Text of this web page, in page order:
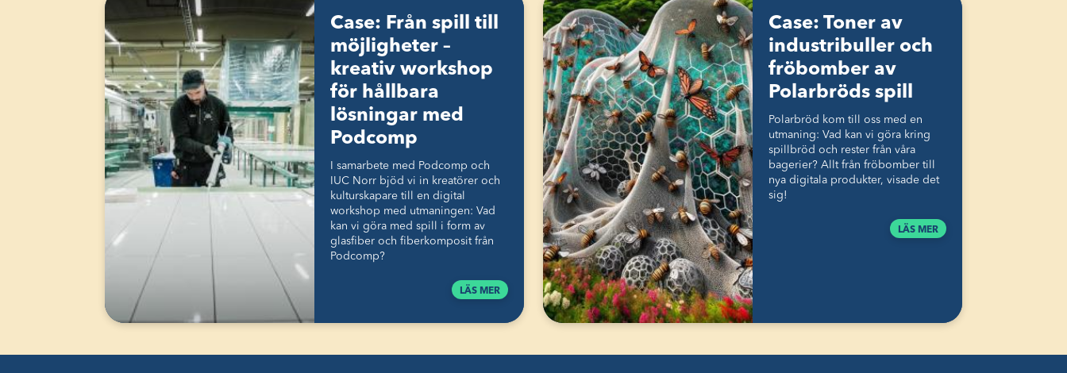
Case: Från spill till
möjligheter –
kreativ workshop
för hållbara
lösningar med
Podcomp
I samarbete med Podcomp och
IUC Norr bjöd vi in kreatörer och
kulturskapare till en digital
workshop med utmaningen: Vad
kan vi göra med spill i form av
glasfiber och fiberkomposit från
Podcomp?
LÄS MER
Case: Toner av
industribuller och
fröbomber av
Polarbröds spill
Polarbröd kom till oss med en
utmaning: Vad kan vi göra kring
spillbröd och rester från våra
bagerier? Allt från fröbomber till
nya digitala produkter, visade det
sig!
LÄS MER